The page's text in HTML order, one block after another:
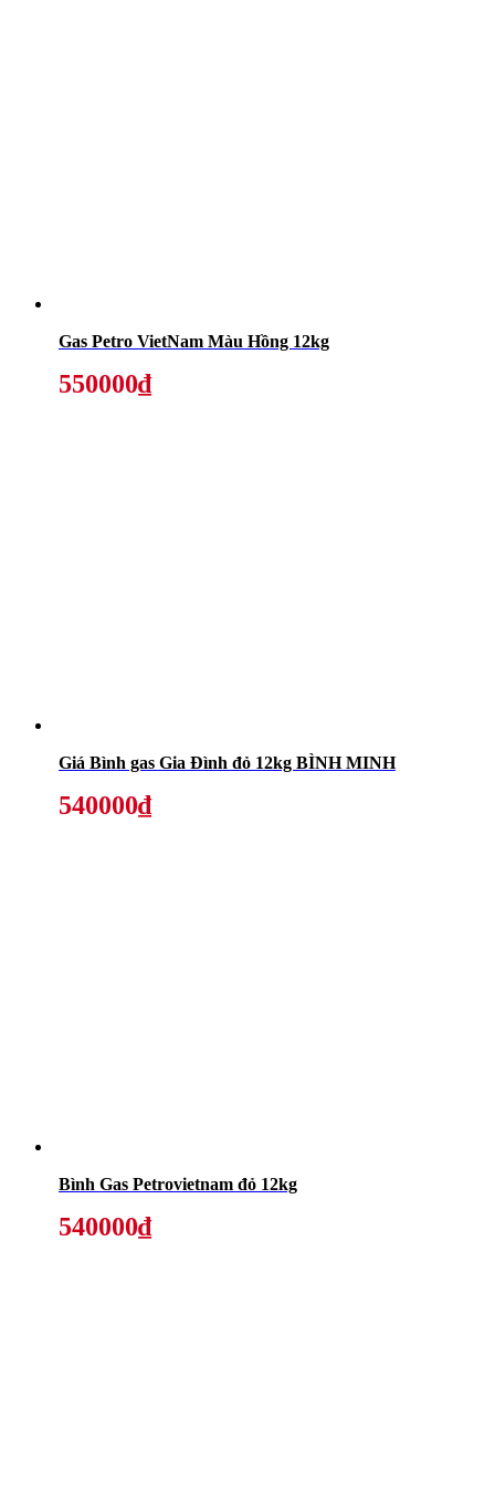
Gas Petro VietNam Màu Hồng 12kg
550000₫
Giá Bình gas Gia Đình đỏ 12kg BÌNH MINH
540000₫
Bình Gas Petrovietnam đỏ 12kg
540000₫